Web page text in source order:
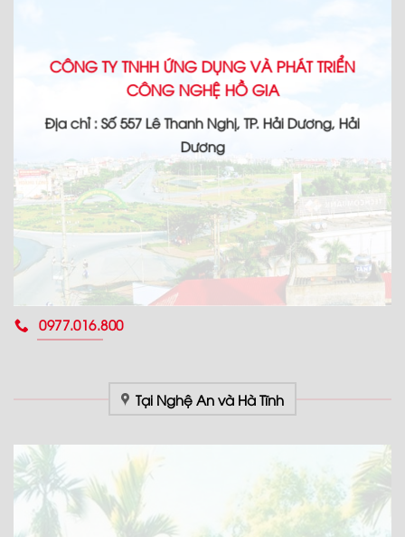
CÔNG TY TNHH ỨNG DỤNG VÀ PHÁT TRIỂN
CÔNG NGHỆ HỒ GIA
Địa chỉ : Số 557 Lê Thanh Nghị, TP. Hải Dương, Hải
Dương
0977.016.800
Tại Nghệ An và Hà Tĩnh